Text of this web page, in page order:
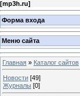
[mp3h.ru]
Форма входа
Меню сайта
Главная » Каталог сайтов
Новости [49]
Журналы [0]